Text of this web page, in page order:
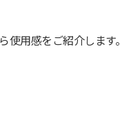
用感をご紹介します。